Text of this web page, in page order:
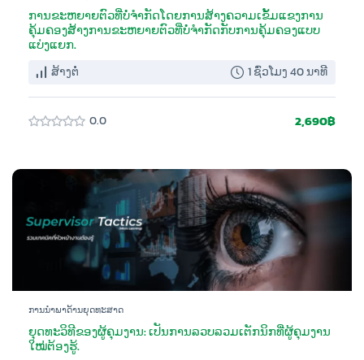
ການຂະຫຍາຍຕົວທີ່ບໍ່ຈໍາກັດໂດຍການສ້າງຄວາມເຂັ້ມແຂງການ
ຄຸ້ມຄອງສ້າງການຂະຫຍາຍຕົວທີ່ບໍ່ຈໍາກັດກັບການຄຸ້ມຄອງແບບ
ແບ່ງແຍກ.
ສ້າງຕໍ່ 1 ຊົ່ວໂມງ 40 ນາທີ
0.0 2,690฿
ການນຳພາດ້ານຍຸດທະສາດ
ຍຸດທະວິທີຂອງຜູ້ຄຸມງານ: ເປັນການລວບລວມເຕັກນິກທີ່ຜູ້ຄຸມງານ
ໃໝ່ຕ້ອງຮູ້.